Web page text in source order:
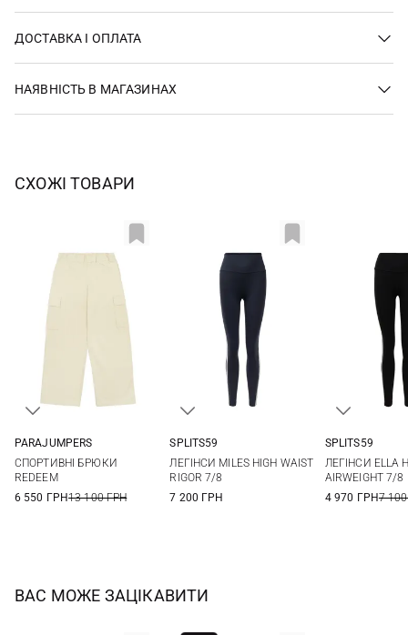
ДОСТАВКА І ОПЛАТА
НАЯВНІСТЬ В МАГАЗИНАХ
СХОЖІ ТОВАРИ
PARAJUMPERS
СПОРТИВНІ БРЮКИ
REDEEM
6 550 ГРН13 100 ГРН
SPLITS59
ЛЕГІНСИ MILES HIGH WAIST
RIGOR 7/8
7 200 ГРН
SPLITS59
ЛЕГІНСИ ELLA
AIRWEIGHT 7/8
4 970 ГРН7
ВАС МОЖЕ ЗАЦІКАВИТИ